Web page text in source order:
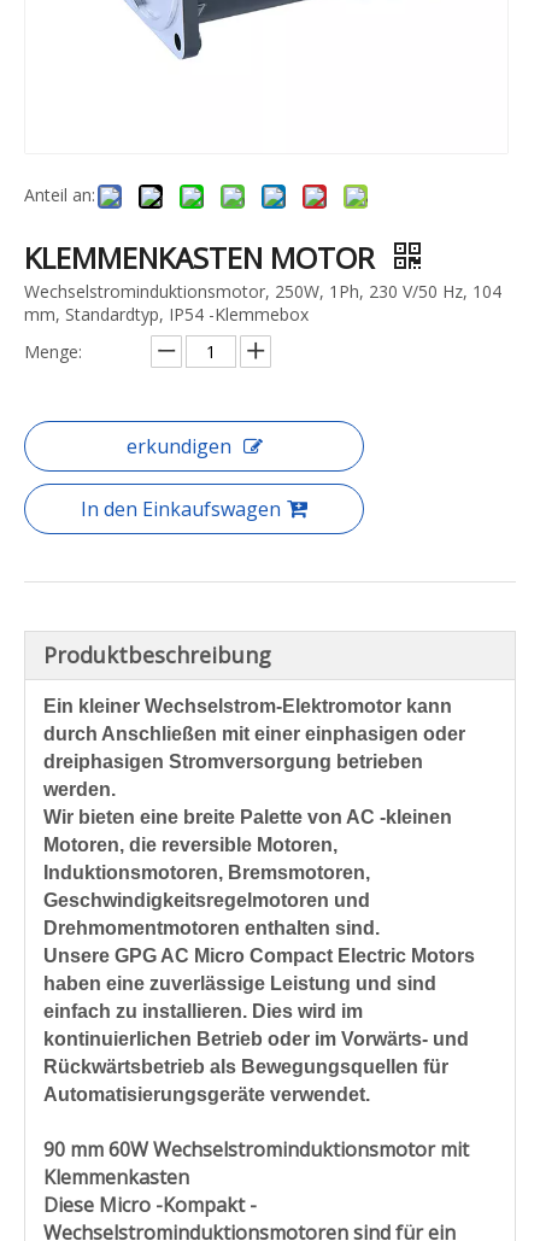
Anteil an:
KLEMMENKASTEN MOTOR
Wechselstrominduktionsmotor, 250W, 1Ph, 230 V/50 Hz, 104
mm, Standardtyp, IP54 -Klemmebox
Menge:
erkundigen
In den Einkaufswagen
Produktbeschreibung
Ein kleiner Wechselstrom-Elektromotor kann
durch Anschließen mit einer einphasigen oder
dreiphasigen Stromversorgung betrieben
werden.
Wir bieten eine breite Palette von AC -kleinen
Motoren, die reversible Motoren,
Induktionsmotoren, Bremsmotoren,
Geschwindigkeitsregelmotoren und
Drehmomentmotoren enthalten sind.
Unsere GPG AC Micro Compact Electric Motors
haben eine zuverlässige Leistung und sind
einfach zu installieren. Dies wird im
kontinuierlichen Betrieb oder im Vorwärts- und
Rückwärtsbetrieb als Bewegungsquellen für
Automatisierungsgeräte verwendet.
90 mm 60W Wechselstrominduktionsmotor mit
Klemmenkasten
Diese Micro -Kompakt -
Wechselstrominduktionsmotoren sind für ein